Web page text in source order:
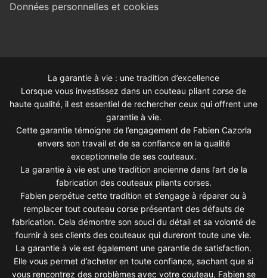
Données personnelles et cookies
La garantie à vie : une tradition d’excellence
Lorsque vous investissez dans un couteau pliant corse de
haute qualité, il est essentiel de rechercher ceux qui offrent une
garantie à vie.
Cette garantie témoigne de l’engagement de Fabien Cazorla
envers son travail et de sa confiance en la qualité
exceptionnelle de ses couteaux.
La garantie à vie est une tradition ancienne dans l’art de la
fabrication des couteaux pliants corses.
Fabien perpétue cette tradition et s’engage à réparer ou à
remplacer tout couteau corse présentant des défauts de
fabrication. Cela démontre son souci du détail et sa volonté de
fournir à ses clients des couteaux qui dureront toute une vie.
La garantie à vie est également une garantie de satisfaction.
Elle vous permet d’acheter en toute confiance, sachant que si
vous rencontrez des problèmes avec votre couteau, Fabien se